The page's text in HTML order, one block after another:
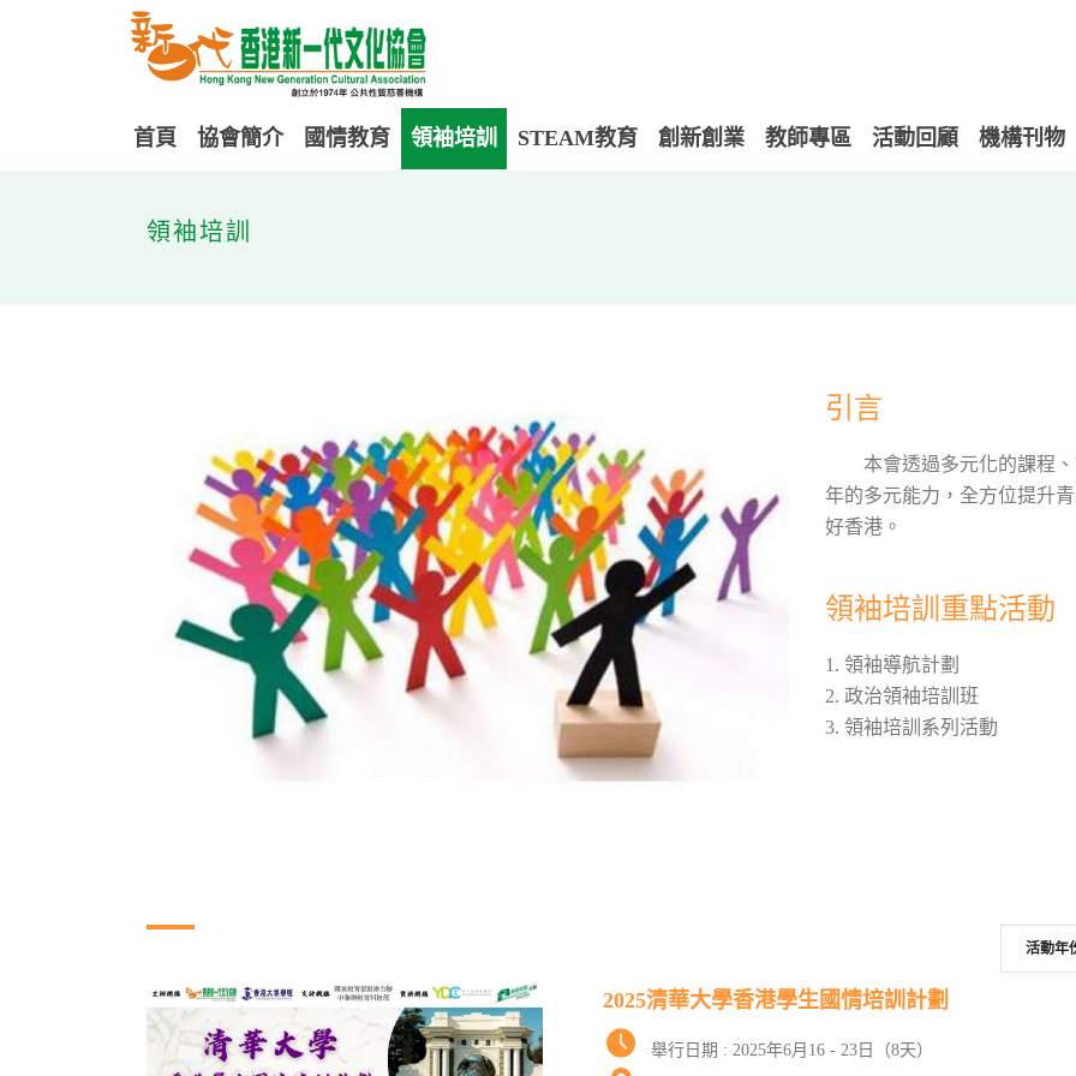
首頁 協會簡介 國情教育 領袖培訓 STEAM教育 創新創業 教師專區 活動回顧 機構刊物
領袖培訓
引言
本會透過多元化的課程、
年的多元能力，全方位提升
好香港。
領袖培訓重點活動
1. 領袖導航計劃
2. 政治領袖培訓班
3. 領袖培訓系列活動
2025清華大學香港學生國情培訓計劃
舉行日期 : 2025年6月16 - 23日（8天）